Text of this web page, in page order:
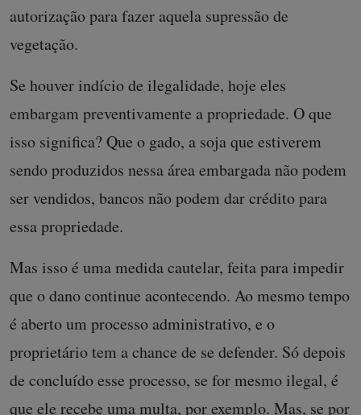
autorização para fazer aquela supressão de
vegetação.
Se houver indício de ilegalidade, hoje eles
embargam preventivamente a propriedade. O que
isso significa? Que o gado, a soja que estiverem
sendo produzidos nessa área embargada não podem
ser vendidos, bancos não podem dar crédito para
essa propriedade.
Mas isso é uma medida cautelar, feita para impedir
que o dano continue acontecendo. Ao mesmo tempo
é aberto um processo administrativo, e o
proprietário tem a chance de se defender. Só depois
de concluído esse processo, se for mesmo ilegal, é
que ele recebe uma multa, por exemplo. Mas, se por